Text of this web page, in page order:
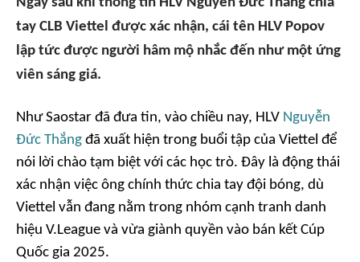
tay CLB Viettel được xác nhận, cái tên HLV Popov
lập tức được người hâm mộ nhắc đến như một ứng
viên sáng giá.
Như Saostar đã đưa tin, vào chiều nay, HLV Nguyễn
Đức Thắng đã xuất hiện trong buổi tập của Viettel để
nói lời chào tạm biệt với các học trò. Đây là động thái
xác nhận việc ông chính thức chia tay đội bóng, dù
Viettel vẫn đang nằm trong nhóm cạnh tranh danh
hiệu V.League và vừa giành quyền vào bán kết Cúp
Quốc gia 2025.